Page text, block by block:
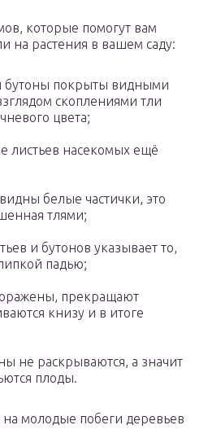
которые помогут вам
на растения в вашем саду:
бутоны покрыты видными
скоплениями тли
цвета;
листьев насекомых ещё
белые частички, это
тлями;
и бутонов указывает то,
падью;
прекращают
книзу и в итоге
не раскрываются, а значит
плоды.
на молодые побеги деревьев